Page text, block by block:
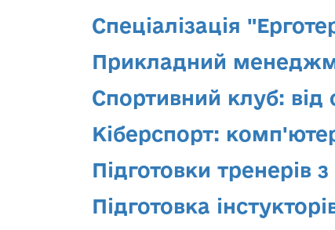
Спеціалізація
Прикладний
Спортивний клуб: від
Кіберспорт:
Підготовки тренерів
Підготовка